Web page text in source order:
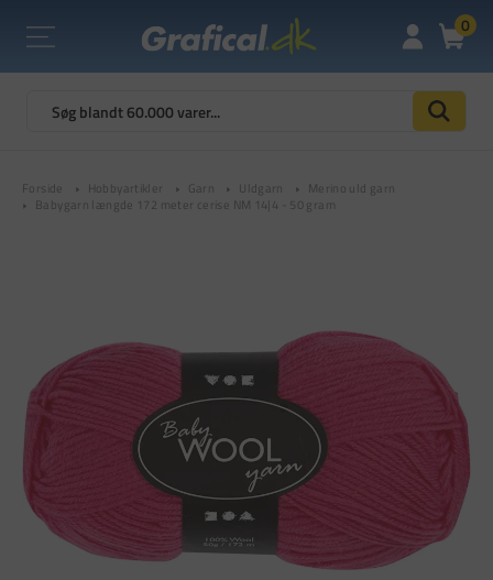
0
Forside Hobbyartikler Garn Uldgarn
Merino uld garn
Babygarn længde 172 meter cerise NM 14|4 - 50 gram